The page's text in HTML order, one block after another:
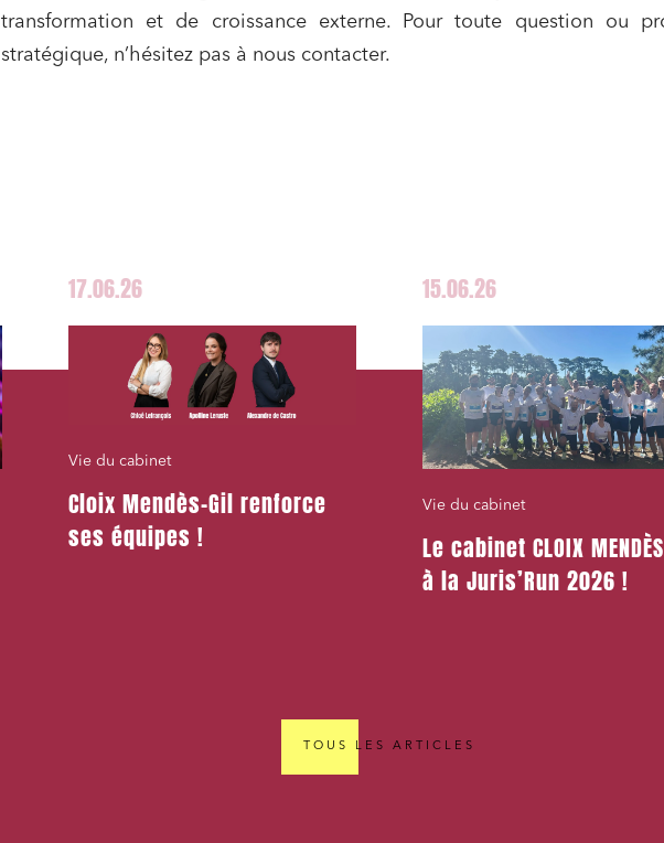
transformation et de croissance externe. Pour toute question ou
stratégique, n’hésitez pas à nous contacter.
17.06.26
Vie du cabinet
Cloix Mendès-Gil renforce
ses équipes !
15.06.26
Vie du cabinet
Le cabinet CLOIX
à la Juris’Run 2026 !
TOUS LES ARTICLES